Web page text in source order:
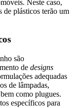
Neste caso,
de plásticos terão um
são
de designs
adequadas
de lâmpadas,
como plugues.
específicos para